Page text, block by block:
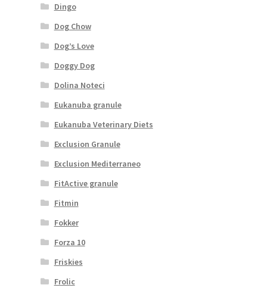
Dingo
Dog Chow
Dog’s Love
Doggy Dog
Dolina Noteci
Eukanuba granule
Eukanuba Veterinary Diets
Exclusion Granule
Exclusion Mediterraneo
FitActive granule
Fitmin
Fokker
Forza 10
Friskies
Frolic